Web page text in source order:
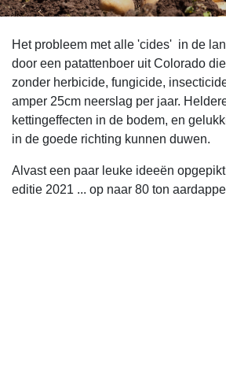
Het probleem met alle 'cides' in de
door een patattenboer uit Colorado
zonder herbicide, fungicide,
amper 25cm neerslag per jaar.
kettingeffecten in de bodem, en
in de goede richting kunnen duwen.
Alvast een paar leuke ideeën
editie 2021 ... op naar 80 ton